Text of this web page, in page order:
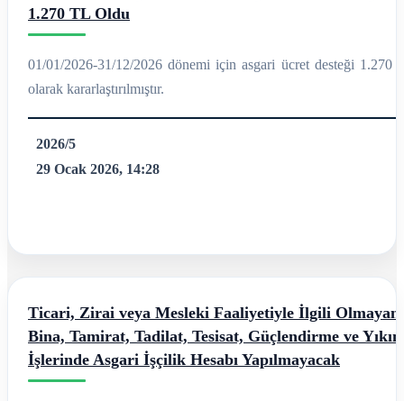
1.270 TL Oldu
01/01/2026-31/12/2026 dönemi için asgari ücret desteği 1.270
olarak kararlaştırılmıştır.
2026/5
29 Ocak 2026, 14:28
Ticari, Zirai veya Mesleki Faaliyetiyle İlgili Olmayan
Bina, Tamirat, Tadilat, Tesisat, Güçlendirme ve
İşlerinde Asgari İşçilik Hesabı Yapılmayacak